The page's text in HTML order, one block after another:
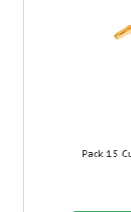
Pack 15 Cuchillos